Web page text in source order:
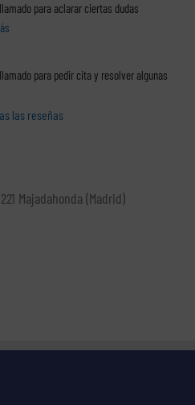
para aclarar ciertas dudas
para pedir cita y resolver algunas
las reseñas
Majadahonda (Madrid)